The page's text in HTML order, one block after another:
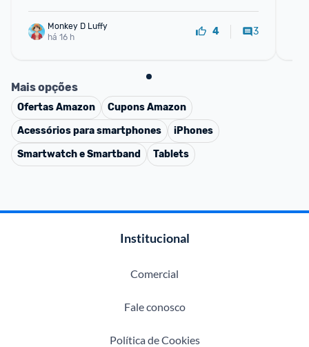
Monkey D Luffy
há 16 h
4 3
Mais opções
OfertasAmazon CuponsAmazon
Acessórios para smartphones
iPhones
Smartwatch e Smartband
Tablets
Institucional
Comercial
Fale conosco
Política de Cookies